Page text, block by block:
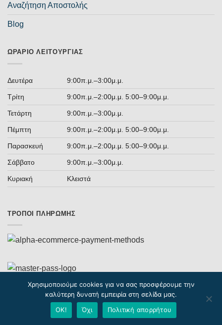
Αναζήτηση Αποστολής
Blog
ΩΡΆΡΙΟ ΛΕΙΤΟΥΡΓΊΑΣ
Δευτέρα 9:00π.μ.–3:00μ.μ.
Τρίτη 9:00π.μ.–2:00μ.μ. 5:00–9:00μ.μ.
Τετάρτη 9:00π.μ.–3:00μ.μ.
Πέμπτη 9:00π.μ.–2:00μ.μ. 5:00–9:00μ.μ.
Παρασκευή 9:00π.μ.–2:00μ.μ. 5:00–9:00μ.μ.
Σάββατο 9:00π.μ.–3:00μ.μ.
Κυριακή Κλειστά
ΤΡΌΠΟΙ ΠΛΗΡΩΜΉΣ
Copyright 2026 © Detoi.gr / Designed & Developed by
Χρησιμοποιούμε cookies για να σας προσφέρουμε την
καλύτερη δυνατή εμπειρία στη σελίδα μας.
ΟΚ!
Όχι Πολιτική απορρήτου